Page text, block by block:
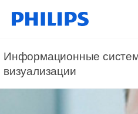
Информационные
визуализации